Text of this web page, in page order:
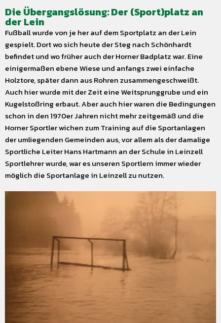
Die Übergangslösung: Der (Sport)platz an
der Lein
Fußball wurde von je her auf dem Sportplatz an der Lein
gespielt. Dort wo sich heute der Steg nach Schönhardt
befindet und wo früher auch der Horner Badplatz war. Eine
einigermaßen ebene Wiese und anfangs zwei einfache
Holztore, später dann aus Rohren zusammengeschweißt.
Auch hier wurde mit der Zeit eine Weitsprunggrube und ein
Kugelstoßring erbaut. Aber auch hier waren die Bedingungen
schon in den 1970er Jahren nicht mehr zeitgemäß und die
Horner Sportler wichen zum Training auf die Sportanlagen
der umliegenden Gemeinden aus, vor allem als der damalige
Sportliche Leiter Hans Hartmann an der Schule in Leinzell
Sportlehrer wurde, war es unseren Sportlern immer wieder
möglich die Sportanlage in Leinzell zu nutzen.